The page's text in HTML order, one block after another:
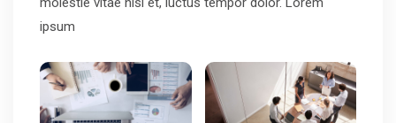
ipsum